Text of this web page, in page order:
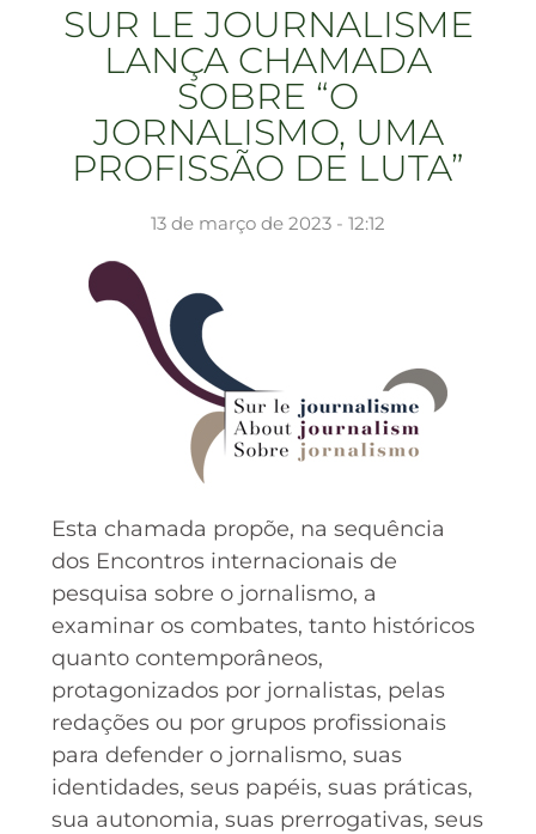
SUR LE JOURNALISME
LANÇA CHAMADA
SOBRE “O
JORNALISMO, UMA
PROFISSÃO DE LUTA”
13 de março de 2023 - 12:12
Esta chamada propõe, na sequência
dos Encontros internacionais de
pesquisa sobre o jornalismo, a
examinar os combates, tanto históricos
quanto contemporâneos,
protagonizados por jornalistas, pelas
redações ou por grupos profissionais
para defender o jornalismo, suas
identidades, seus papéis, suas práticas,
sua autonomia, suas prerrogativas, seus